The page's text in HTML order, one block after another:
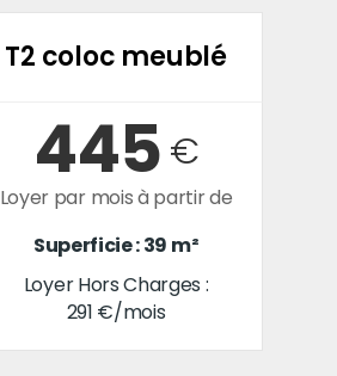
T2 coloc meublé
445 €
Loyer par mois à partir de
Superficie : 39 m²
Loyer Hors Charges :
291 €/mois